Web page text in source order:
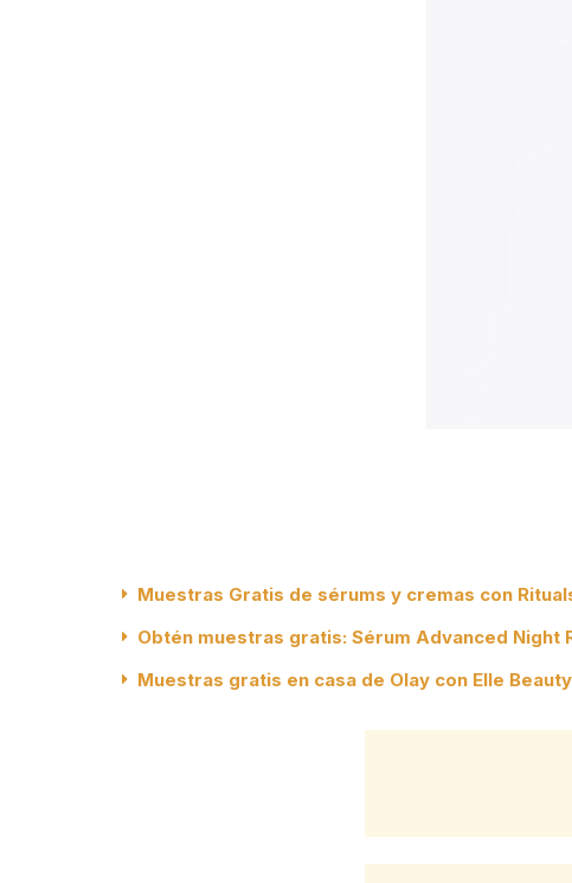
Muestras Gratis de sérums y cremas con
Obtén muestras gratis: Sérum Advanced Night
Muestras gratis en casa de Olay con Elle